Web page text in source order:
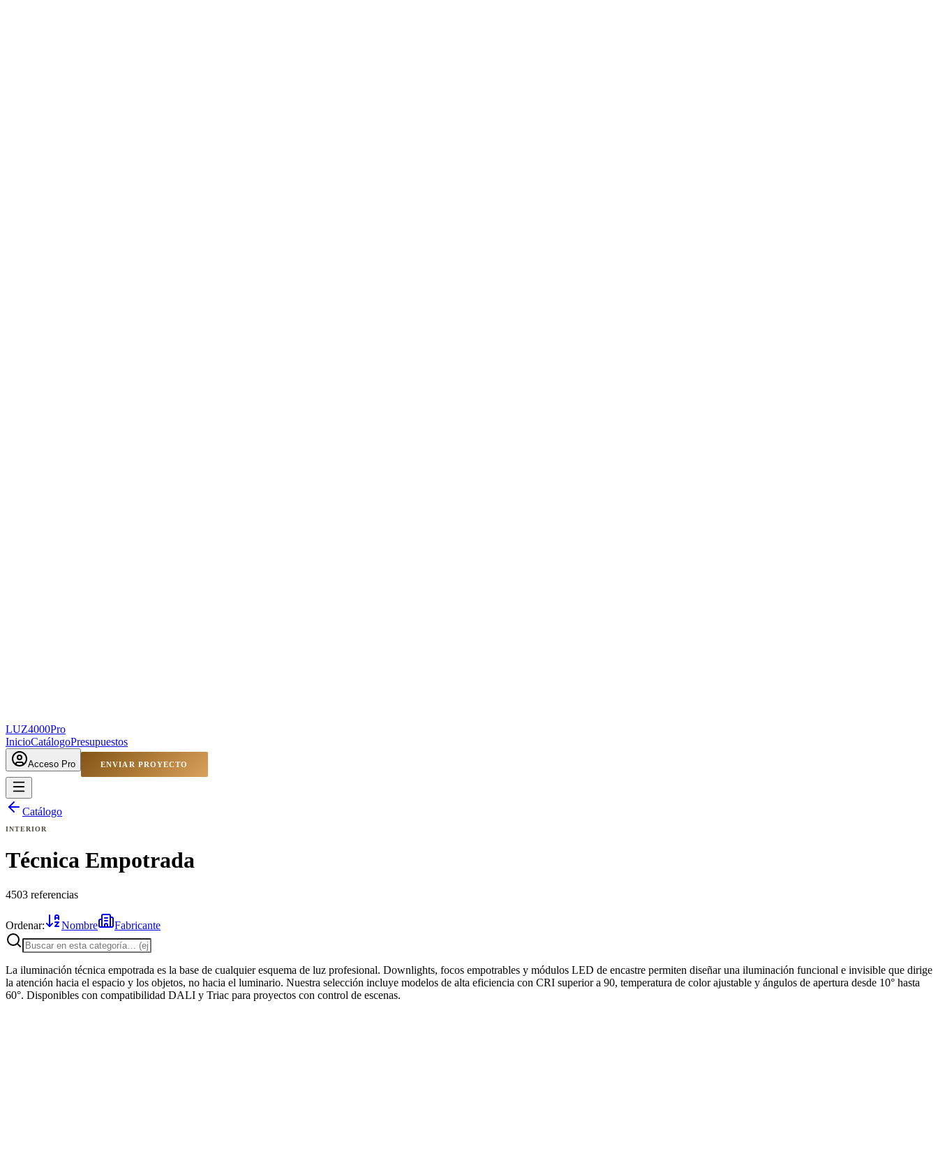
LUZ4000Pro
InicioCatálogoPresupuestos
Acceso Pro ENVIAR PROYECTO
Catálogo
INTERIOR
Técnica Empotrada
4503 referencias
Ordenar: Nombre Fabricante
La iluminación técnica empotrada es la base de cualquier esquema de luz profesional. Downlights, focos empotrables y módulos LED de encastre permiten diseñar una iluminación funcional e invisible que dirige
la atención hacia el espacio y los objetos, no hacia el luminario. Nuestra selección incluye modelos de alta eficiencia con CRI superior a 90, temperatura de color ajustable y ángulos de apertura desde 10° hasta
60°. Disponibles con compatibilidad DALI y Triac para proyectos con control de escenas.